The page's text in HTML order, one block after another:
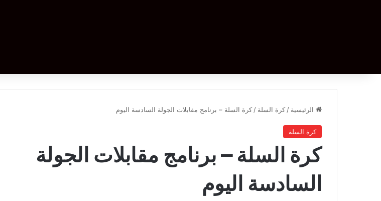
الرئيسية / كرة السلة / كرة السلة – برنامج مقابلات الجولة السادسة اليوم
كرة السلة
كرة السلة – برنامج مقابلات الجولة
السادسة اليوم